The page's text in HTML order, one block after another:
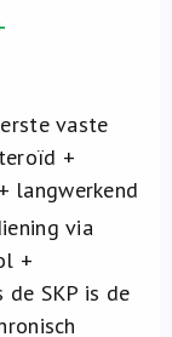
vaste
+
langwerkend
via
+
SKP is de